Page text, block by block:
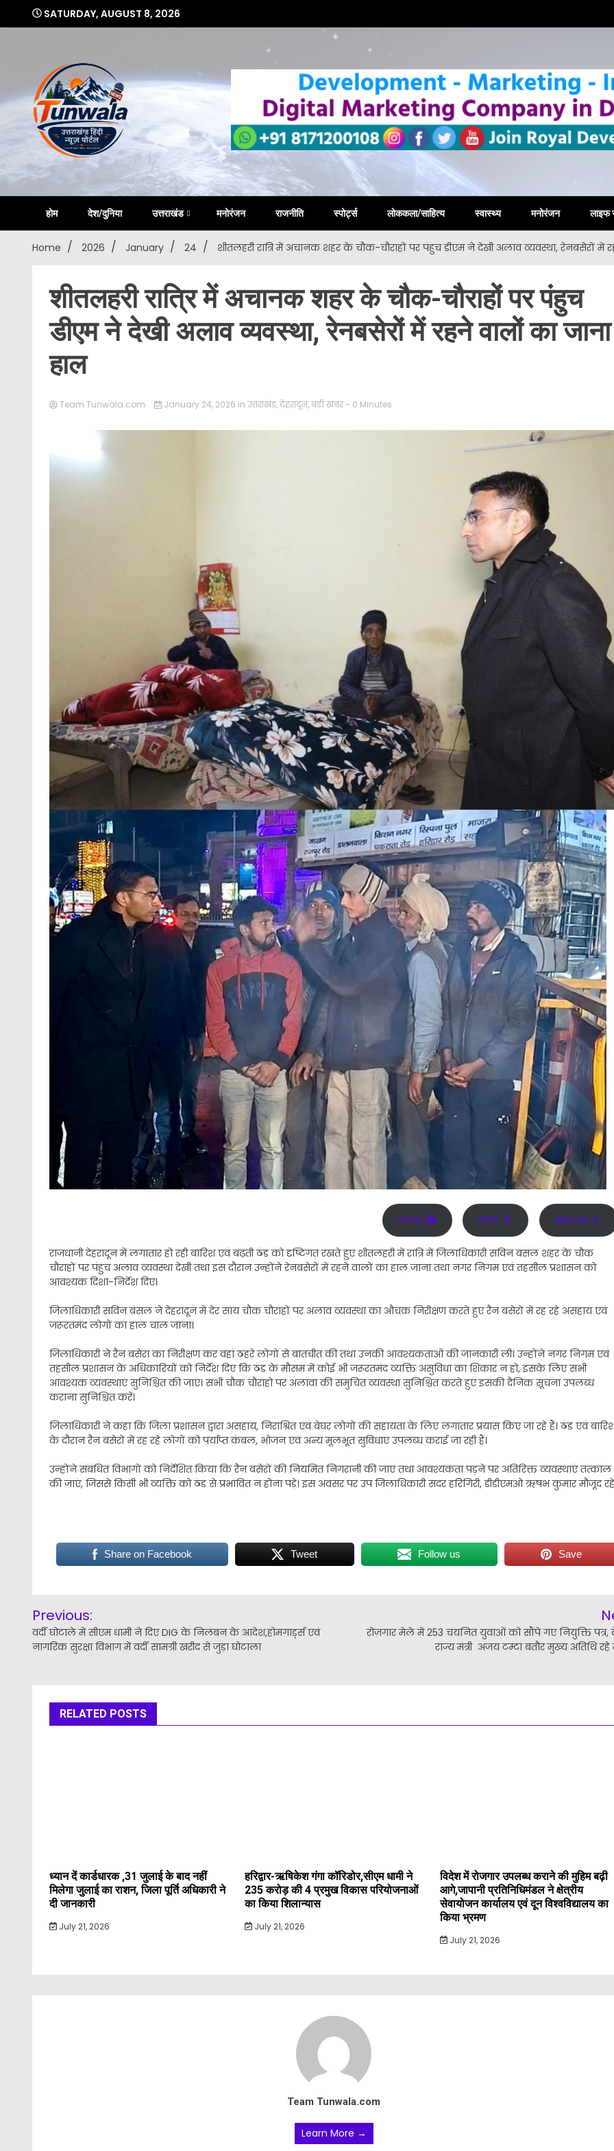
SATURDAY, AUGUST 8, 2026
Tunwala
Uttarakhand Hindi News Portal
होम देश/दुनिया उत्तराखंड मनोरंजन राजनीति स्पोर्ट्स लोककला/साहित्य स्वास्थ्य मनोरंजन लाइफ
Home 2026 January 24 शीतलहरी रात्रि में अचानक शहर के चौक-चौराहों पर पंहुच डीएम ने देखी अलाव व्यवस्था, रेनबसेरों में
शीतलहरी रात्रि में अचानक शहर के चौक-चौराहों पर पंहुच
डीएम ने देखी अलाव व्यवस्था, रेनबसेरों में रहने वालों का जाना
हाल
Team Tunwala.com January 24, 2026 in उत्तराखंड,देहरादून,बड़ी खबर - 0 Minutes
Print 🖨 PDF 📄 eBook 📱
राजधानी देहरादून में लगातार हो रही बारिश एवं बढ़ती ठंड को दृष्टिगत रखते हुए शीतलहरी में रात्रि में जिलाधिकारी सविन बसंल शहर के चौक
चौराहों पर पंहुच अलाव व्यवस्था देखी तथा इस दौरान उन्होंने रेनबसेरों में रहने वालों का हाल जाना तथा नगर निगम एवं तहसील प्रशासन को
आवश्यक दिशा-निर्देश दिए।
जिलाधिकारी सविन बंसल ने देहरादून में देर सांय चौक चौराहों पर अलाव व्यवस्था का औचक निरीक्षण करते हुए रैन बसेरों में रह रहे असहाय एवं
जरूरतमंद लोगों का हाल चाल जाना।
जिलाधिकारी ने रैन बसेरा का निरीक्षण कर वहां ठहरे लोगों से बातचीत की तथा उनकी आवश्यकताओं की जानकारी ली। उन्होंने नगर निगम एवं
तहसील प्रशासन के अधिकारियों को निर्देश दिए कि ठंड के मौसम में कोई भी जरूरतमंद व्यक्ति असुविधा का शिकार न हो, इसके लिए सभी
आवश्यक व्यवस्थाएं सुनिश्चित की जाएं। सभी चौक चौराहो पर अलावा की समुचित व्यवस्था सुनिश्चित करते हुए इसकी दैनिक सूचना उपलब्ध
कराना सुनिश्चित करें।
जिलाधिकारी ने कहा कि जिला प्रशासन द्वारा असहाय, निराश्रित एवं बेघर लोगों की सहायता के लिए लगातार प्रयास किए जा रहे हैं। ठंड एवं
के दौरान रैन बसेरों में रह रहे लोगों को पर्याप्त कंबल, भोजन एवं अन्य मूलभूत सुविधाएं उपलब्ध कराई जा रही हैं।
उन्होंने संबंधित विभागों को निर्देशित किया कि रैन बसेरों की नियमित निगरानी की जाए तथा आवश्यकता पड़ने पर अतिरिक्त व्यवस्थाएं तत्काल
की जाएं, जिससे किसी भी व्यक्ति को ठंड से प्रभावित न होना पड़े। इस अवसर पर उप जिलाधिकारी सदर हरिगिरी, डीडीएमओ ऋषभ कुमार मौजूद
Share on Facebook Tweet Follow us Save
navigation
Previous:
वर्दी घोटाले में सीएम धामी ने दिए DIG के निलंबन के आदेश,होमगार्ड्स एवं
नागरिक सुरक्षा विभाग में वर्दी सामग्री खरीद से जुड़ा घोटाला
रोज़गार मेले में 253 चयनित युवाओं को सौंपे गए नियुक्ति पत्र,
राज्य मंत्री अजय टम्टा बतौर मुख्य अतिथि रहे
RELATED POSTS
ध्यान दें कार्डधारक ,31 जुलाई के बाद नहीं
मिलेगा जुलाई का राशन, जिला पूर्ति अधिकारी ने
दी जानकारी
July 21, 2026
हरिद्वार-ऋषिकेश गंगा कॉरिडोर,सीएम धामी ने
235 करोड़ की 4 प्रमुख विकास परियोजनाओं
का किया शिलान्यास
July 21, 2026
विदेश में रोजगार उपलब्ध कराने की मुहिम बढ़ी
आगे,जापानी प्रतिनिधिमंडल ने क्षेत्रीय
सेवायोजन कार्यालय एवं दून विश्वविद्यालय का
किया भ्रमण
July 21, 2026
Team Tunwala.com
Learn More →